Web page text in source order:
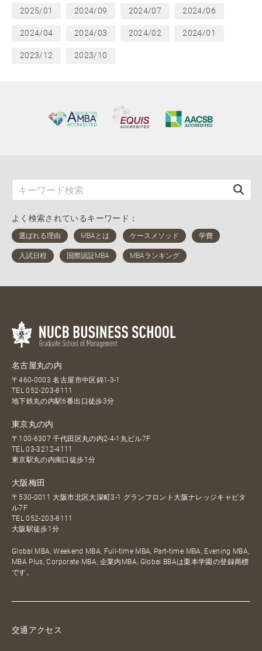
2025/01 2024/09 2024/07 2024/06
2024/04 2024/03 2024/02 2024/01
2023/12 2023/10
よく検索されているキーワード：
名古屋丸の内
〒460-0003 名古屋市中区錦1-3-1
TEL052-203-8111
地下鉄丸の内駅6番出口徒歩3分
東京丸の内
〒100-6307 千代田区丸の内2-4-1丸ビル7F
TEL03-3212-4111
東京駅丸の内南口徒歩1分
大阪梅田
〒530-0011 大阪市北区大深町3-1 グランフロント大阪ナレッジキャピタ
ル7F
TEL052-203-8111
大阪駅徒歩1分
Global MBA, Weekend MBA, Full-time MBA, Part-time MBA, Evening MBA,
MBA Plus, Corporate MBA, 企業内MBA, Global BBAは栗本学園の登録商標
です。
交通アクセス